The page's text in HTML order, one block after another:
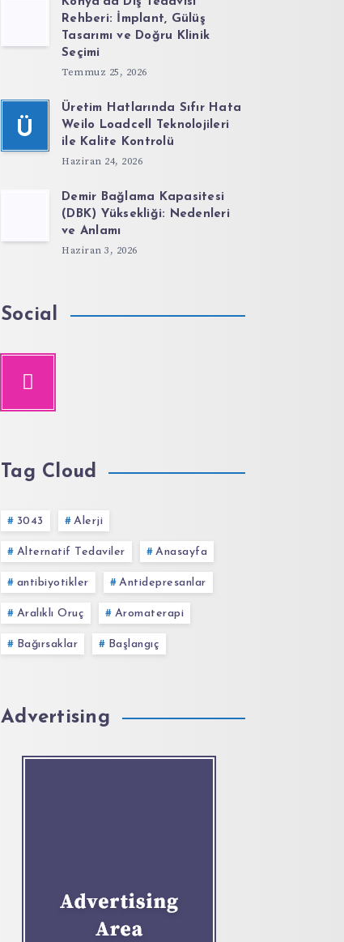
Rehberi: İmplant, Gülüş
Tasarımı ve Doğru Klinik
Seçimi
Temmuz 25, 2026
Ü
Üretim Hatlarında Sıfır Hata
Weilo Loadcell Teknolojileri
ile Kalite Kontrolü
Haziran 24, 2026
Demir Bağlama Kapasitesi
(DBK) Yüksekliği: Nedenleri
ve Anlamı
Haziran 3, 2026
Social
Tag Cloud
3043 Alerji
Alternatif Tedaviler Anasayfa
antibiyotikler Antidepresanlar
Aralıklı Oruç Aromaterapi
Bağırsaklar Başlangıç
Advertising